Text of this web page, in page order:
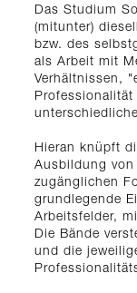
Das Studium
(mitunter)
bzw. des
als Arbeit mit
Verhältnissen,
Hieran knüpft
Ausbildung
zugänglichen
grundlegende
Arbeitsfelder,
Die Bände
und die